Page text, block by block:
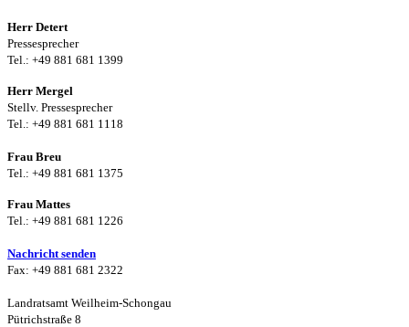
Herr Detert
Pressesprecher
Tel.: +49 881 681 1399
Herr Mergel
Stellv. Pressesprecher
Tel.: +49 881 681 1118
Frau Breu
Tel.: +49 881 681 1375
Frau Mattes
Tel.: +49 881 681 1226
Nachricht senden
Fax: +49 881 681 2322
Landratsamt Weilheim-Schongau
Pütrichstraße 8